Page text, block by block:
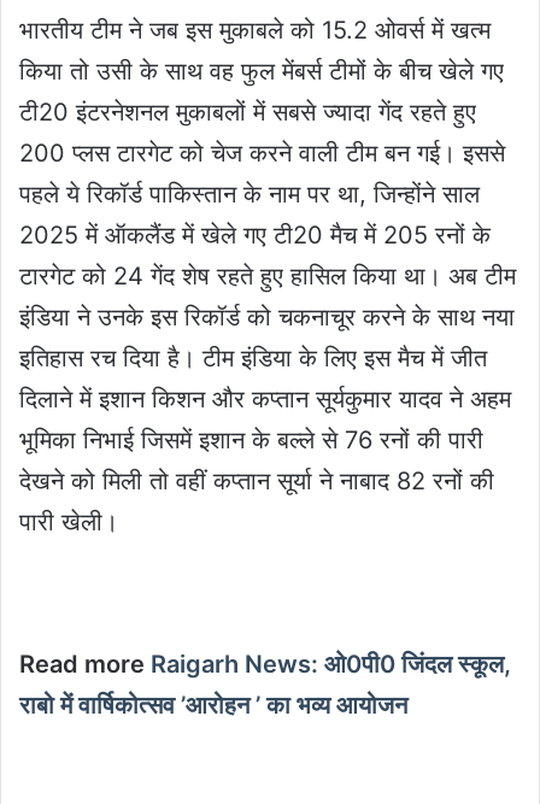
भारतीय टीम ने जब इस मुकाबले को 15.2 ओवर्स में खत्म
किया तो उसी के साथ वह फुल मेंबर्स टीमों के बीच खेले गए
टी20 इंटरनेशनल मुकाबलों में सबसे ज्यादा गेंद रहते हुए
200 प्लस टारगेट को चेज करने वाली टीम बन गई। इससे
पहले ये रिकॉर्ड पाकिस्तान के नाम पर था, जिन्होंने साल
2025 में ऑकलैंड में खेले गए टी20 मैच में 205 रनों के
टारगेट को 24 गेंद शेष रहते हुए हासिल किया था। अब टीम
इंडिया ने उनके इस रिकॉर्ड को चकनाचूर करने के साथ नया
इतिहास रच दिया है। टीम इंडिया के लिए इस मैच में जीत
दिलाने में इशान किशन और कप्तान सूर्यकुमार यादव ने अहम
भूमिका निभाई जिसमें इशान के बल्ले से 76 रनों की पारी
देखने को मिली तो वहीं कप्तान सूर्या ने नाबाद 82 रनों की
पारी खेली।
Read more Raigarh News: ओ0पी0 जिंदल स्कूल,
राबो में वार्षिकोत्सव ’आरोहन ’ का भव्य आयोजन